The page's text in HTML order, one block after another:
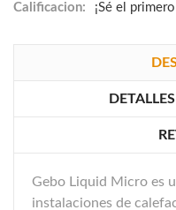
Calificacion: ¡Sé el
Gebo Liquid Micro es
instalaciones de